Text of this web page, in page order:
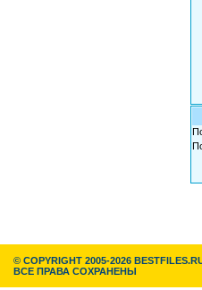
© COPYRIGHT 2005-2026
ВСЕ ПРАВА СОХРАНЕНЫ